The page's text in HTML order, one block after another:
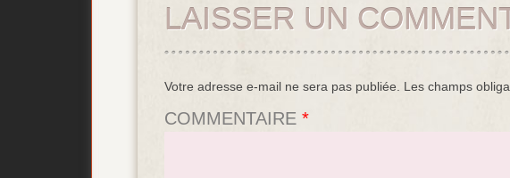
LAISSER UN
Votre adresse e-mail ne sera pas publiée. Les champs
COMMENTAIRE *